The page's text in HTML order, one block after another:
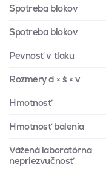
Spotreba blokov
Spotreba blokov
Pevnosť v tlaku
Rozmery d × š × v
Hmotnosť
Hmotnosť balenia
Vážená laboratórna
nepriezvučnosť